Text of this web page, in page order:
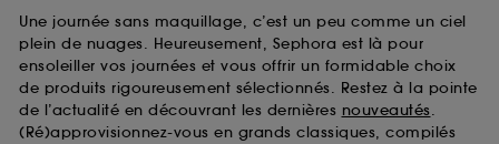
Une journée sans maquillage, c’est un peu comme un ciel
plein de nuages. Heureusement, Sephora est là pour
ensoleiller vos journées et vous offrir un formidable choix
de produits rigoureusement sélectionnés. Restez à la pointe
de l’actualité en découvrant les dernières nouveautés.
(Ré)approvisionnez-vous en grands classiques, compilés